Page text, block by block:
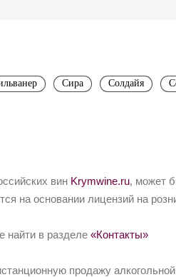
Сира Солдайя
вин Krymwine.ru, может
на основании лицензий на
найти в разделе «Контакты»
продажу